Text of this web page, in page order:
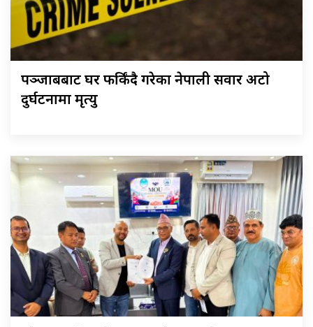
पञ्जाबबाट घर फर्किंदै गरेका नेपाली सवार अटो
दुर्घटनामा मृत्यु